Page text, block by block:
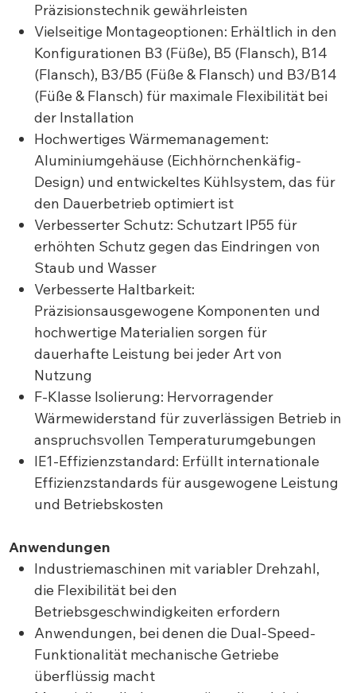
Präzisionstechnik gewährleisten
Vielseitige Montageoptionen: Erhältlich in den
Konfigurationen B3 (Füße), B5 (Flansch), B14
(Flansch), B3/B5 (Füße & Flansch) und B3/B14
(Füße & Flansch) für maximale Flexibilität bei
der Installation
Hochwertiges Wärmemanagement:
Aluminiumgehäuse (Eichhörnchenkäfig-
Design) und entwickeltes Kühlsystem, das für
den Dauerbetrieb optimiert ist
Verbesserter Schutz: Schutzart IP55 für
erhöhten Schutz gegen das Eindringen von
Staub und Wasser
Verbesserte Haltbarkeit:
Präzisionsausgewogene Komponenten und
hochwertige Materialien sorgen für
dauerhafte Leistung bei jeder Art von
Nutzung
F-Klasse Isolierung: Hervorragender
Wärmewiderstand für zuverlässigen Betrieb in
anspruchsvollen Temperaturumgebungen
IE1-Effizienzstandard: Erfüllt internationale
Effizienzstandards für ausgewogene Leistung
und Betriebskosten
Anwendungen
Industriemaschinen mit variabler Drehzahl,
die Flexibilität bei den
Betriebsgeschwindigkeiten erfordern
Anwendungen, bei denen die Dual-Speed-
Funktionalität mechanische Getriebe
überflüssig macht